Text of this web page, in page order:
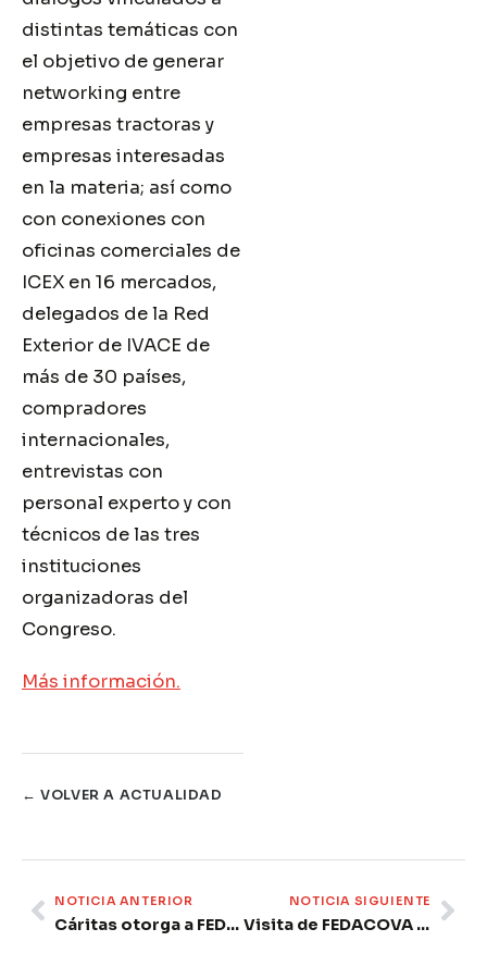
distintas temáticas con
el objetivo de generar
networking entre
empresas tractoras y
empresas interesadas
en la materia; así como
con conexiones con
oficinas comerciales de
ICEX en 16 mercados,
delegados de la Red
Exterior de IVACE de
más de 30 países,
compradores
internacionales,
entrevistas con
personal experto y con
técnicos de las tres
instituciones
organizadoras del
Congreso.
Más información.
← VOLVER A ACTUALIDAD
Prev
NOTICIA ANTERIOR
Cáritas otorga a FEDACOVA la distinción ‘EMPRESA CON CORAZÓN’
NOTICIA SIGUIENTE
Visita de FEDACOVA a las instalaciones de BETELGEUX-CHRISTEYNS